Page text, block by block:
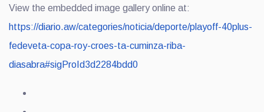
View the embedded image gallery online at:
https://diario.aw/categories/noticia/deporte/playoff-40plus-
fedeveta-copa-roy-croes-ta-cuminza-riba-
diasabra#sigProId3d2284bdd0